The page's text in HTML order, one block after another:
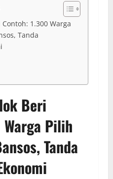
1.300 Warga
Tanda
Beri
Pilih
Tanda